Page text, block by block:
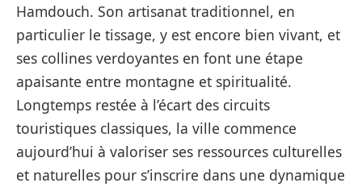
Hamdouch. Son artisanat traditionnel, en
particulier le tissage, y est encore bien vivant, et
ses collines verdoyantes en font une étape
apaisante entre montagne et spiritualité.
Longtemps restée à l’écart des circuits
touristiques classiques, la ville commence
aujourd’hui à valoriser ses ressources culturelles
et naturelles pour s’inscrire dans une dynamique